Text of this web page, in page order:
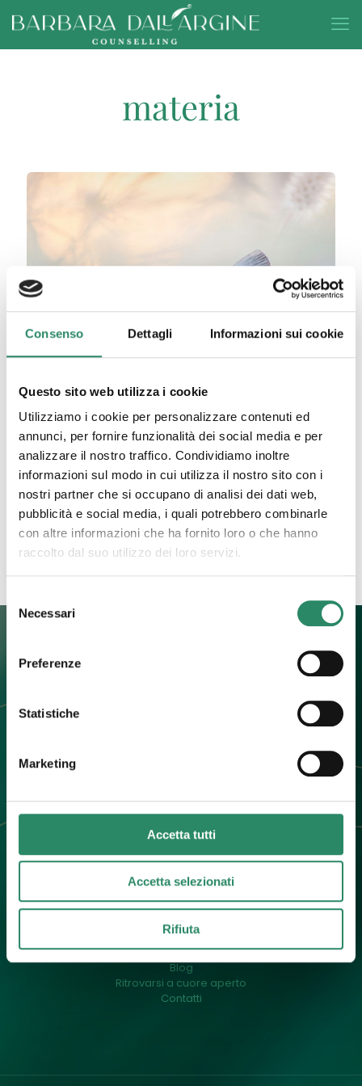
Consenso Dettagli Informazioni sui cookie
Questo sito web utilizza i cookie
Utilizziamo i cookie per personalizzare contenuti ed
annunci, per fornire funzionalità dei social media e per
analizzare il nostro traffico. Condividiamo inoltre
informazioni sul modo in cui utilizza il nostro sito con i
nostri partner che si occupano di analisi dei dati web,
pubblicità e social media, i quali potrebbero combinarle
con altre informazioni che ha fornito loro o che hanno
raccolto dal suo utilizzo dei loro servizi.
delNecessari
Preferenze
Statistiche
Marketing
Accetta tutti
Accetta selezionati
Rifiuta
materia
6 Ottobre 2025
La grande trasformatrice
Ci sono argomenti che spesso vengono tenuti a
distanza, che pur facendo parte della nostra
esistenza, tendiamo a rimuovere, a guardare solo
se in qualche modo[…]
Leggi tutto
Un pò di me
Cos’è il counselling
Il mio approccio
Blog
Ritrovarsi a cuore aperto
Contatti